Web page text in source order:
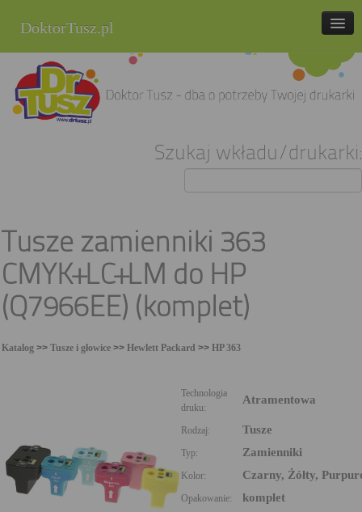
DoktorTusz.pl
tel. 857 337 337
Strona główna
Szukaj wkładu/drukarki:
Tusze zamienniki 363
CMYK+LC+LM do HP
(Q7966EE) (komplet)
Katalog >> Tusze i głowice >> Hewlett Packard >> HP 363
Technologia
druku:
Atramentowa
Rodzaj: Tusze
Typ: Zamienniki
Kolor: Czarny, Żółty,
Opakowanie: komplet